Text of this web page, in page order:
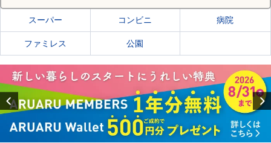
スーパー コンビニ 病院
ファミレス 公園
Previous